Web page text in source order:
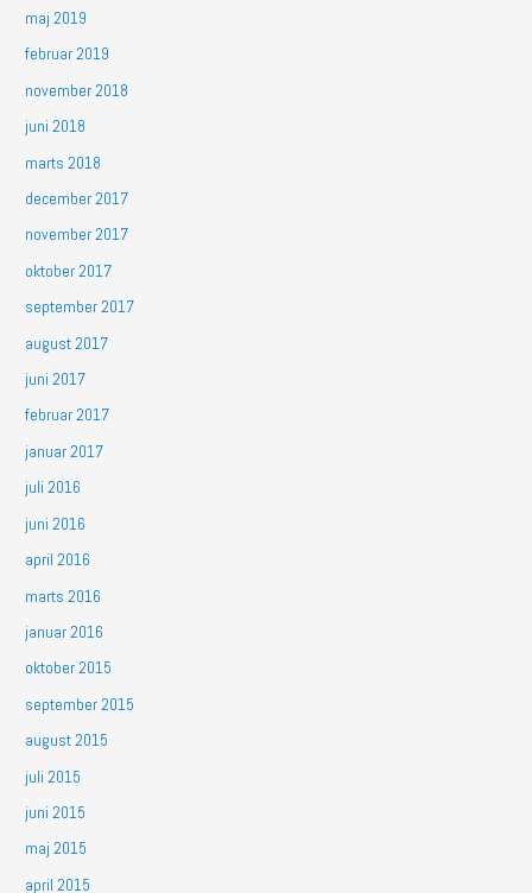
maj 2019
februar 2019
november 2018
juni 2018
marts 2018
december 2017
november 2017
oktober 2017
september 2017
august 2017
juni 2017
februar 2017
januar 2017
juli 2016
juni 2016
april 2016
marts 2016
januar 2016
oktober 2015
september 2015
august 2015
juli 2015
juni 2015
maj 2015
april 2015